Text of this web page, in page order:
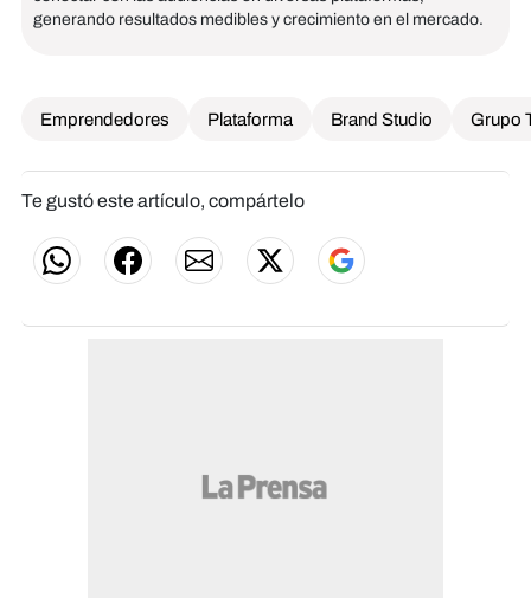
generando resultados medibles y crecimiento en el mercado.
Emprendedores Plataforma Brand Studio Grupo
Te gustó este artículo, compártelo